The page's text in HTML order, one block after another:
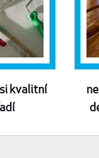
kvalitní